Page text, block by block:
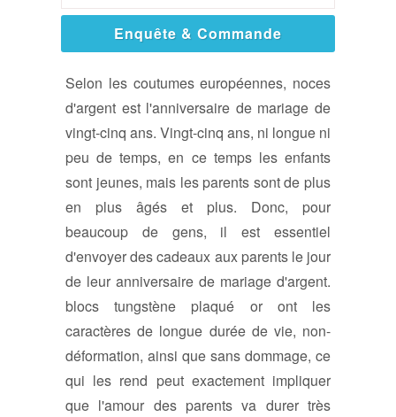
Enquête & Commande
Selon les coutumes européennes, noces
d'argent est l'anniversaire de mariage de
vingt-cinq ans. Vingt-cinq ans, ni longue ni
peu de temps, en ce temps les enfants
sont jeunes, mais les parents sont de plus
en plus âgés et plus. Donc, pour
beaucoup de gens, il est essentiel
d'envoyer des cadeaux aux parents le jour
de leur anniversaire de mariage d'argent.
blocs tungstène plaqué or ont les
caractères de longue durée de vie, non-
déformation, ainsi que sans dommage, ce
qui les rend peut exactement impliquer
que l'amour des parents va durer très